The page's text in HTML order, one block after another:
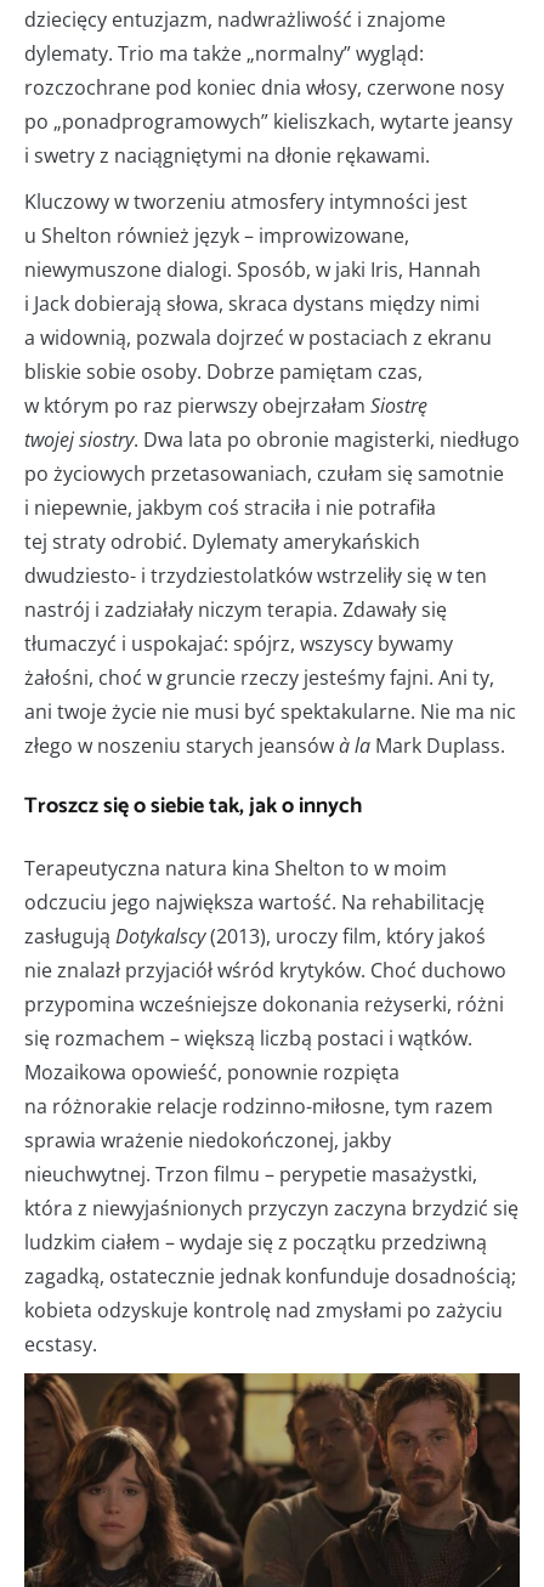
dziecięcy entuzjazm, nadwrażliwość i znajome
dylematy. Trio ma także „normalny” wygląd:
rozczochrane pod koniec dnia włosy, czerwone nosy
po „ponadprogramowych” kieliszkach, wytarte jeansy
i swetry z naciągniętymi na dłonie rękawami.
Kluczowy w tworzeniu atmosfery intymności jest
u Shelton również język – improwizowane,
niewymuszone dialogi. Sposób, w jaki Iris, Hannah
i Jack dobierają słowa, skraca dystans między nimi
a widownią, pozwala dojrzeć w postaciach z ekranu
bliskie sobie osoby. Dobrze pamiętam czas,
w którym po raz pierwszy obejrzałam Siostrę
twojej siostry. Dwa lata po obronie magisterki, niedługo
po życiowych przetasowaniach, czułam się samotnie
i niepewnie, jakbym coś straciła i nie potrafiła
tej straty odrobić. Dylematy amerykańskich
dwudziesto- i trzydziestolatków wstrzeliły się w ten
nastrój i zadziałały niczym terapia. Zdawały się
tłumaczyć i uspokajać: spójrz, wszyscy bywamy
żałośni, choć w gruncie rzeczy jesteśmy fajni. Ani ty,
ani twoje życie nie musi być spektakularne. Nie ma nic
złego w noszeniu starych jeansówà la Mark Duplass.
Troszcz się o siebie tak, jak o innych
Terapeutyczna natura kina Shelton to w moim
odczuciu jego największa wartość. Na rehabilitację
zasługują Dotykalscy(2013), uroczy film, który jakoś
nie znalazł przyjaciół wśród krytyków. Choć duchowo
przypomina wcześniejsze dokonania reżyserki, różni
się rozmachem – większą liczbą postaci i wątków.
Mozaikowa opowieść, ponownie rozpięta
na różnorakie relacje rodzinno-miłosne, tym razem
sprawia wrażenie niedokończonej, jakby
nieuchwytnej. Trzon filmu – perypetie masażystki,
która z niewyjaśnionych przyczyn zaczyna brzydzić się
ludzkim ciałem – wydaje się z początku przedziwną
zagadką, ostatecznie jednak konfunduje dosadnością;
kobieta odzyskuje kontrolę nad zmysłami po zażyciu
ecstasy.